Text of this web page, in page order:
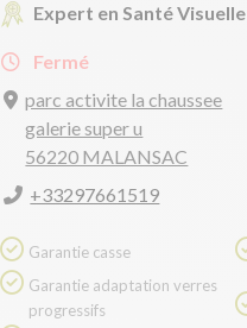
Expert en Santé Visuelle
Fermé
parc activite la chaussee
galerie super u
56220 MALANSAC
+33297661519
Garantie casse
progressifs